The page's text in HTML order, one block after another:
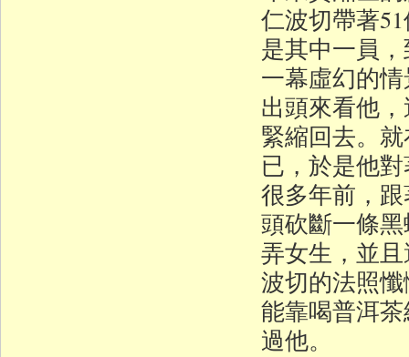
仁波切帶著
是其中一員
一幕虛幻的
出頭來看他
緊縮回去。
已，於是他
很多年前，
頭砍斷一條
弄女生，並
波切的法照
能靠喝普洱
過他。